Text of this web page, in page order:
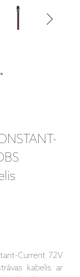
Current 72V
kabelis ar